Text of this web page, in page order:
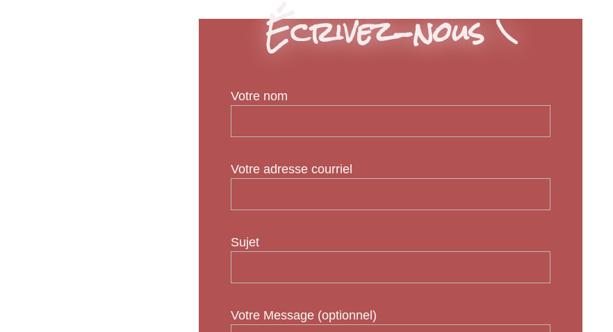
Écrivez-nous \
Votre nom
Votre adresse courriel
Sujet
Votre Message (optionnel)